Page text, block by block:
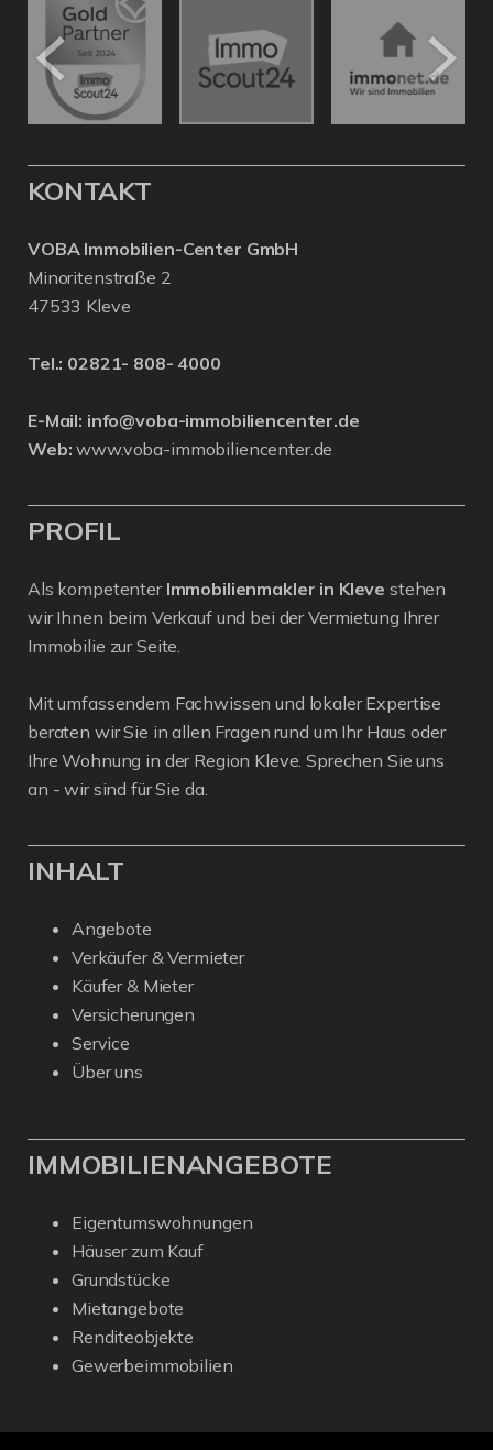
KONTAKT
VOBA Immobilien-Center GmbH
Minoritenstraße 2
47533 Kleve
Tel.: 02821- 808- 4000
E-Mail: info@voba-immobiliencenter.de
Web: www.voba-immobiliencenter.de
PROFIL
Als kompetenter Immobilienmakler in Kleve stehen
wir Ihnen beim Verkauf und bei der Vermietung Ihrer
Immobilie zur Seite.
Mit umfassendem Fachwissen und lokaler Expertise
beraten wir Sie in allen Fragen rund um Ihr Haus oder
Ihre Wohnung in der Region Kleve. Sprechen Sie uns
an - wir sind für Sie da.
INHALT
Angebote
Verkäufer & Vermieter
Käufer & Mieter
Versicherungen
Service
Über uns
IMMOBILIENANGEBOTE
Eigentumswohnungen
Häuser zum Kauf
Grundstücke
Mietangebote
Renditeobjekte
Gewerbeimmobilien